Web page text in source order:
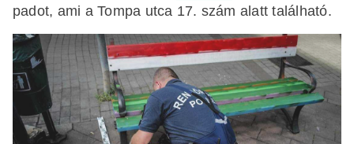
padot, ami a Tompa utca 17. szám alatt található.